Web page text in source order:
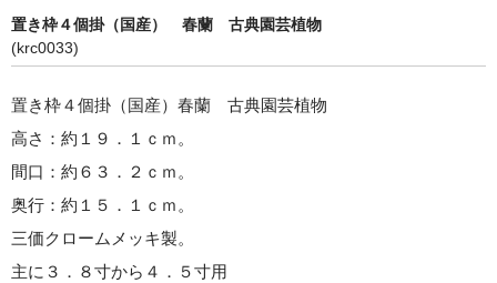
ショップ案内
お問い合わせ
京都蘭センターHP
Instagram
置き枠４個掛（国産） 春蘭 古典園芸植物
(krc0033)
置き枠４個掛（国産）春蘭 古典園芸植物
高さ：約１９．１ｃｍ。
間口：約６３．２ｃｍ。
奥行：約１５．１ｃｍ。
三価クロームメッキ製。
主に３．８寸から４．５寸用